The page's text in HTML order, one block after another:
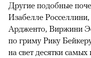
Другие подобные
Изабелле
Ардженто, Виржини
по гриму Рику
на свет десятки